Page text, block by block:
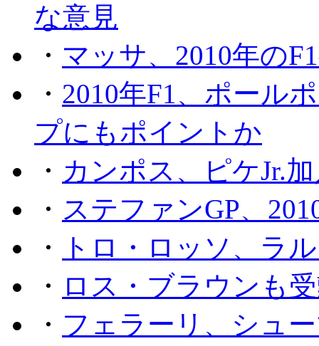
な意見
・ マッサ、2010年の
・ 2010年F1、ポール
プにもポイントか
・ カンポス、ピケJr.
・ ステファンGP、
・
トロ・ロッソ、ラ
・ ロス・ブラウンも
・ フェラーリ、シュ